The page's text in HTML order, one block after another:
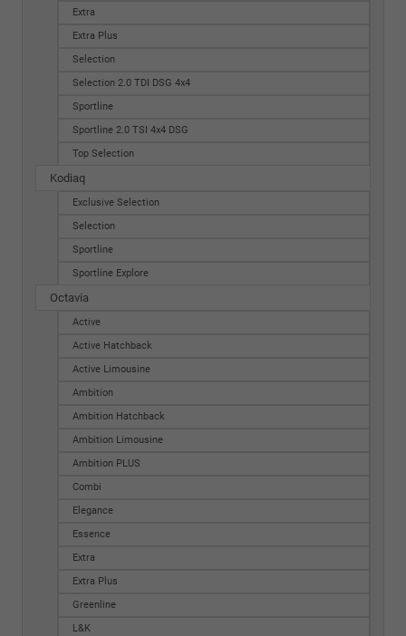
Extra
Extra Plus
Selection
Selection 2.0 TDI DSG 4x4
Sportline
Sportline 2.0 TSI 4x4 DSG
Top Selection
Kodiaq
Exclusive Selection
Selection
Sportline
Sportline Explore
Octavia
Active
Active Hatchback
Active Limousine
Ambition
Ambition Hatchback
Ambition Limousine
Ambition PLUS
Combi
Elegance
Essence
Extra
Extra Plus
Greenline
L&K